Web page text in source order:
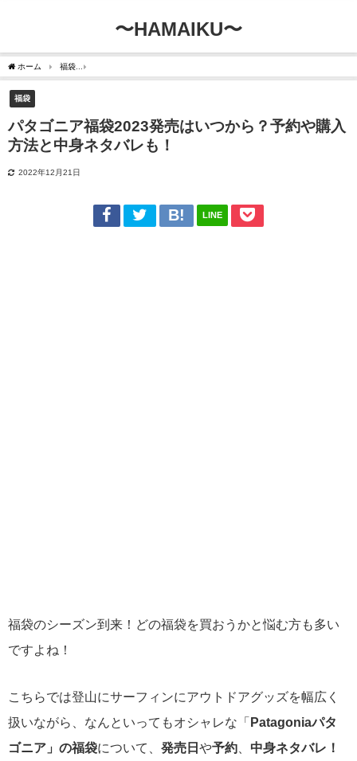
〜HAMAIKU〜
ホーム 福袋
福袋
パタゴニア福袋2023発売はいつから？予約や購入
方法と中身ネタバレも！
2022年12月21日
LINE
福袋のシーズン到来！どの福袋を買おうかと悩む方も多い
ですよね！
こちらでは登山にサーフィンにアウトドアグッズを幅広く
扱いながら、なんといってもオシャレな「 Patagoniaパタ
ゴニア」の福袋について、 発売日 や予約
中身ネタバレ！